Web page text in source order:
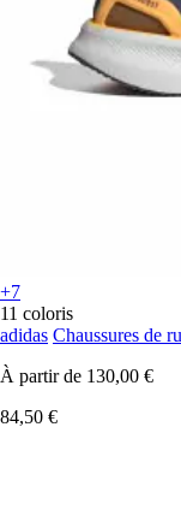
+7
11 coloris
adidas Chaussures de
À partir de 130,00 €
84,50 €